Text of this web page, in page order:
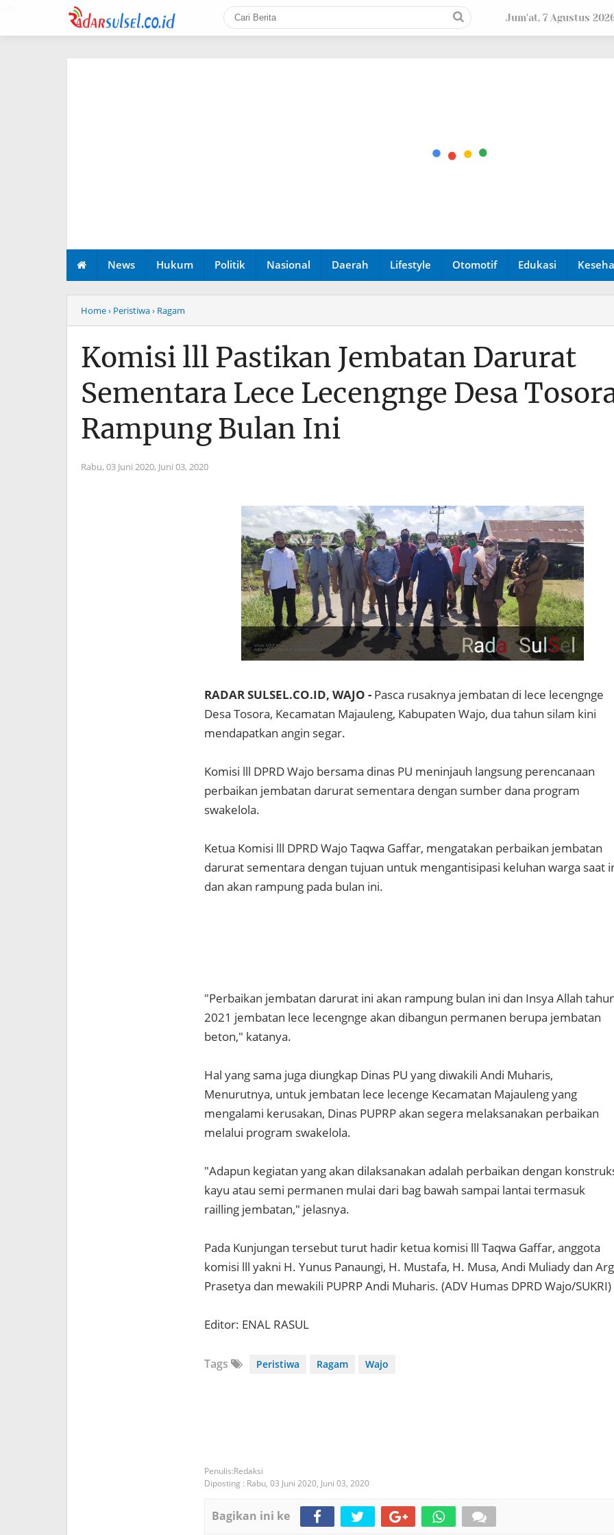
Jum'at, 7 Agustus
News Hukum Politik Nasional Daerah Lifestyle Otomotif Edukasi
Home› Peristiwa› Ragam
Komisi lll Pastikan Jembatan Darurat
Sementara Lece Lecengnge Desa
Rampung Bulan Ini
Rabu, 03 Juni 2020, Juni 03, 2020
RADAR SULSEL.CO.ID, WAJO - Pasca rusaknya jembatan di lece lecengnge
Desa Tosora, Kecamatan Majauleng, Kabupaten Wajo, dua tahun silam kini
mendapatkan angin segar.
Komisi lll DPRD Wajo bersama dinas PU meninjauh langsung perencanaan
perbaikan jembatan darurat sementara dengan sumber dana program
swakelola.
Ketua Komisi lll DPRD Wajo Taqwa Gaffar, mengatakan perbaikan jembatan
darurat sementara dengan tujuan untuk mengantisipasi keluhan warga saat
dan akan rampung pada bulan ini.
"Perbaikan jembatan darurat ini akan rampung bulan ini dan Insya Allah
2021 jembatan lece lecengnge akan dibangun permanen berupa jembatan
beton," katanya.
Hal yang sama juga diungkap Dinas PU yang diwakili Andi Muharis,
Menurutnya, untuk jembatan lece lecenge Kecamatan Majauleng yang
mengalami kerusakan, Dinas PUPRP akan segera melaksanakan perbaikan
melalui program swakelola.
"Adapun kegiatan yang akan dilaksanakan adalah perbaikan dengan
kayu atau semi permanen mulai dari bag bawah sampai lantai termasuk
railling jembatan," jelasnya.
Pada Kunjungan tersebut turut hadir ketua komisi lll Taqwa Gaffar, anggota
komisi lll yakni H. Yunus Panaungi, H. Mustafa, H. Musa, Andi Muliady dan
Prasetya dan mewakili PUPRP Andi Muharis. (ADV Humas DPRD Wajo/SUKRI)
Editor: ENAL RASUL
Tags Peristiwa Ragam Wajo
Redaksi
Diposting : Rabu, 03 Juni 2020, Juni 03, 2020
Bagikan ini ke